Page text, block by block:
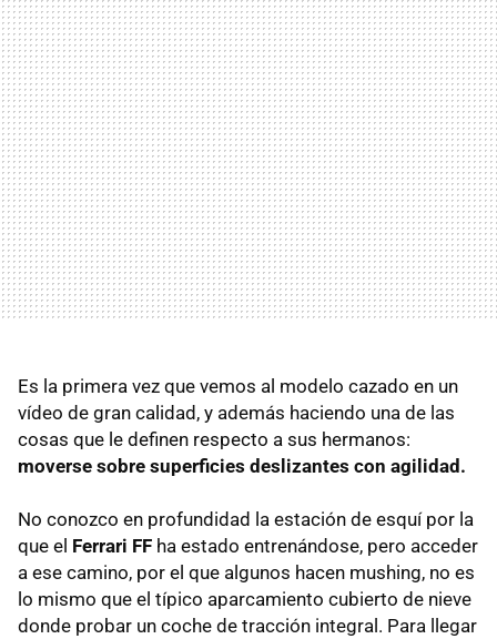
Es la primera vez que vemos al modelo cazado en un
vídeo de gran calidad, y además haciendo una de las
cosas que le definen respecto a sus hermanos:
moverse sobre superficies deslizantes con agilidad.
No conozco en profundidad la estación de esquí por la
que el Ferrari FF ha estado entrenándose, pero acceder
a ese camino, por el que algunos hacen mushing, no es
lo mismo que el típico aparcamiento cubierto de nieve
donde probar un coche de tracción integral. Para llegar